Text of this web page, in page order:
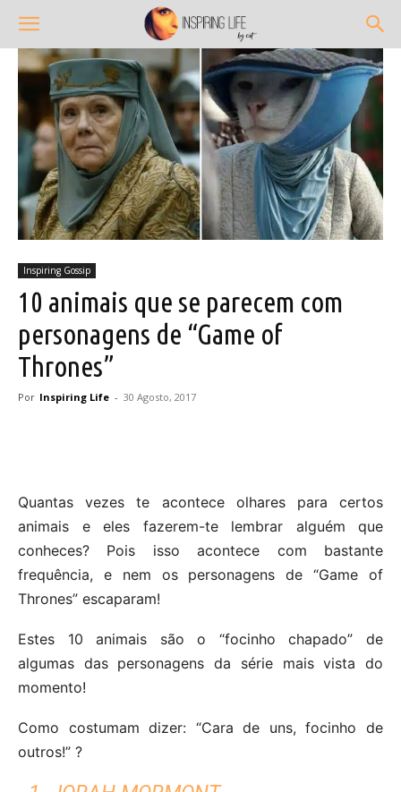
Inspiring Gossip
10 animais que se parecem com
personagens de “Game of
Thrones”
Por Inspiring Life - 30 Agosto, 2017
Quantas vezes te acontece olhares para certos
animais e eles fazerem-te lembrar alguém que
conheces? Pois isso acontece com bastante
frequência, e nem os personagens de “Game of
Thrones” escaparam!
Estes 10 animais são o “focinho chapado” de
algumas das personagens da série mais vista do
momento!
Como costumam dizer: “Cara de uns, focinho de
outros!” ?